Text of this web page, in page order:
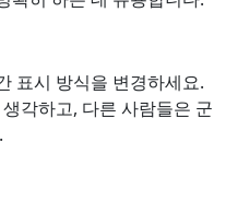
표시 방식을 변경하세요.
각하고, 다른 사람들은 군